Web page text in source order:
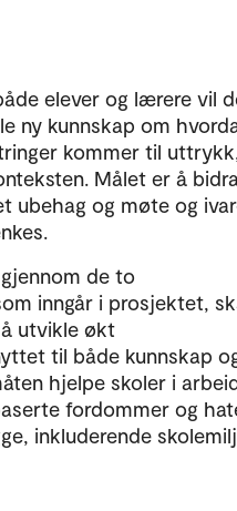
elever og lærere vil
ny kunnskap om
kommer til
Målet er å
ubehag og møte og
de to
inngår i prosjektet,
utvikle økt
til både kunnskap
hjelpe skoler i
fordommer og
inkluderende